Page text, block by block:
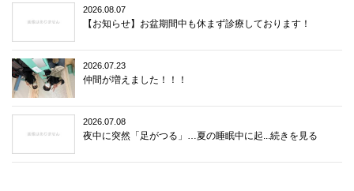
2026.08.07
【お知らせ】お盆期間中も休まず診療しております！
2026.07.23
仲間が増えました！！！
2026.07.08
夜中に突然「足がつる」…夏の睡眠中に起...続きを見る